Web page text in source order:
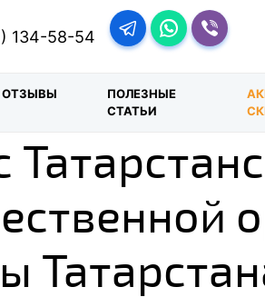
134-58-54
Перейти в
Перейти вПерейти
ОТЗЫВЫ
ПОЛЕЗНЫЕ
СТАТЬИ